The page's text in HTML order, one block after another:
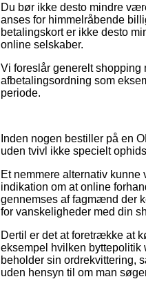
Du bør ikke desto mindre
anses for himmelråbende
betalingskort er ikke desto
online selskaber.
Vi foreslår generelt shopping
afbetalingsordning som
periode.
Inden nogen bestiller på en
uden tvivl ikke specielt
Et nemmere alternativ
indikation om at online
gennemses af fagmænd der
for vanskeligheder med din
Dertil er det at foretrække at
eksempel hvilken byttepolitik
beholder sin ordrekvittering,
uden hensyn til om man